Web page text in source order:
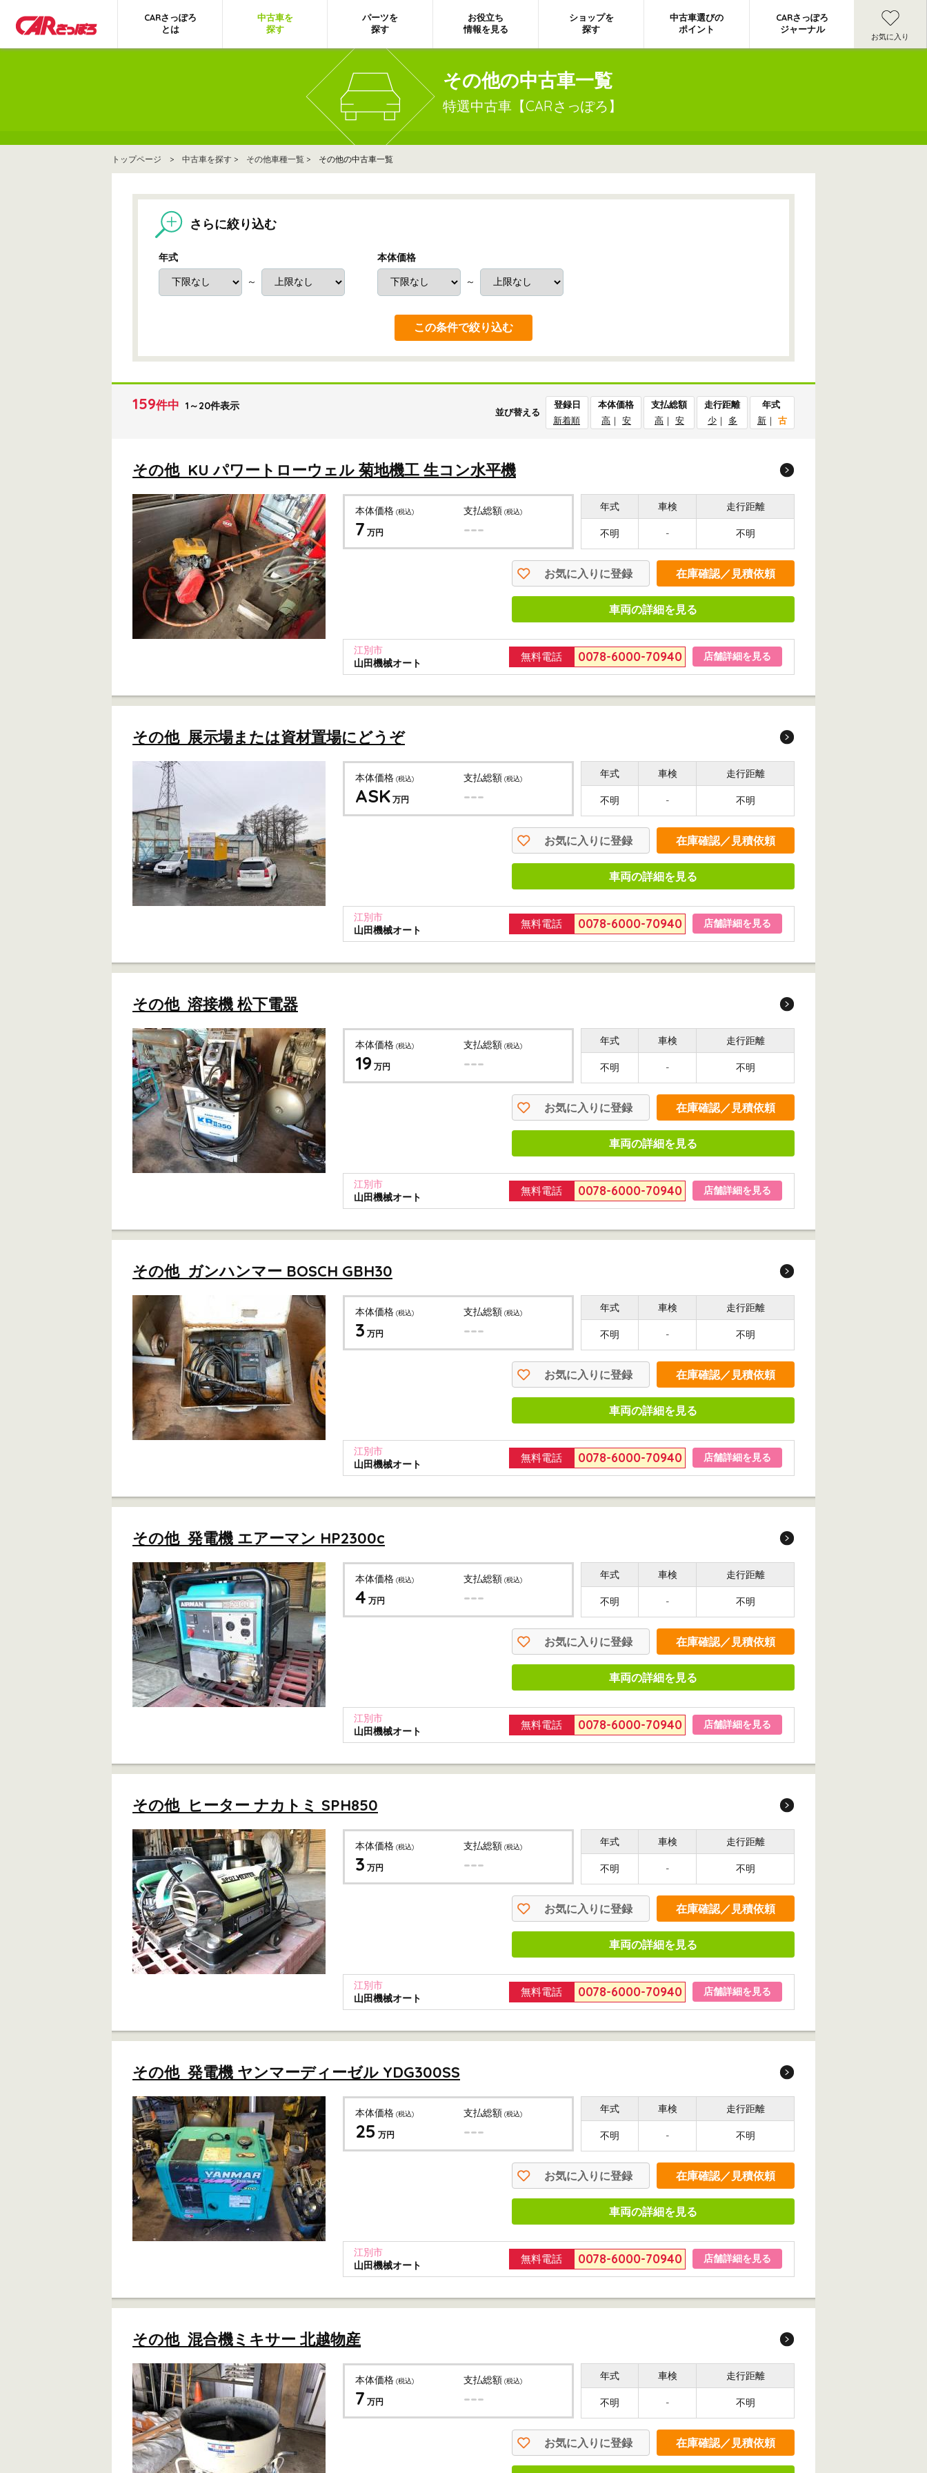
CARさっぽろ
とは
中古車を
探す
パーツを
探す
お役立ち
情報を見る
ショップを
探す
中古車選びの
ポイント
CARさっぽろ
ジャーナル
お気に入り
その他の中古車一覧
特選中古車【CARさっぽろ】
トップページ > 中古車を探す > その他車種一覧 > その他の中古車一覧
さらに絞り込む
年式
～
本体価格
～
この条件で絞り込む
159件中 1～20件表示 並び替える
登録日
新着順
本体価格
高 ｜ 安
支払総額
高 ｜ 安
走行距離
少 ｜ 多
年式
新 ｜ 古
その他 KU パワートローウェル 菊地機工 生コン水平機
本体価格 (税込)
7 万円
支払総額 (税込)
---
年式 車検 走行距離
不明 - 不明
お気に入りに登録 在庫確認／見積依頼
車両の詳細を見る
江別市
山田機械オート
無料電話 0078-6000-70940 店舗詳細を見る
その他 展示場または資材置場にどうぞ
本体価格 (税込)
ASK 万円
支払総額 (税込)
---
年式 車検 走行距離
不明 - 不明
お気に入りに登録 在庫確認／見積依頼
車両の詳細を見る
江別市
山田機械オート
無料電話 0078-6000-70940 店舗詳細を見る
その他 溶接機 松下電器
本体価格 (税込)
19 万円
支払総額 (税込)
---
年式 車検 走行距離
不明 - 不明
お気に入りに登録 在庫確認／見積依頼
車両の詳細を見る
江別市
山田機械オート
無料電話 0078-6000-70940 店舗詳細を見る
その他 ガンハンマー BOSCH GBH30
本体価格 (税込)
3 万円
支払総額 (税込)
---
年式 車検 走行距離
不明 - 不明
お気に入りに登録 在庫確認／見積依頼
車両の詳細を見る
江別市
山田機械オート
無料電話 0078-6000-70940 店舗詳細を見る
その他 発電機 エアーマン HP2300c
本体価格 (税込)
4 万円
支払総額 (税込)
---
年式 車検 走行距離
不明 - 不明
お気に入りに登録 在庫確認／見積依頼
車両の詳細を見る
江別市
山田機械オート
無料電話 0078-6000-70940 店舗詳細を見る
その他 ヒーター ナカトミ SPH850
本体価格 (税込)
3 万円
支払総額 (税込)
---
年式 車検 走行距離
不明 - 不明
お気に入りに登録 在庫確認／見積依頼
車両の詳細を見る
江別市
山田機械オート
無料電話 0078-6000-70940 店舗詳細を見る
その他 発電機 ヤンマーディーゼル YDG300SS
本体価格 (税込)
25 万円
支払総額 (税込)
---
年式 車検 走行距離
不明 - 不明
お気に入りに登録 在庫確認／見積依頼
車両の詳細を見る
江別市
山田機械オート
無料電話 0078-6000-70940 店舗詳細を見る
その他 混合機ミキサー 北越物産
本体価格 (税込)
7 万円
支払総額 (税込)
---
年式 車検 走行距離
不明 - 不明
お気に入りに登録 在庫確認／見積依頼